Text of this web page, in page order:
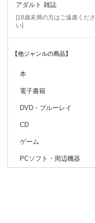
アダルト 雑誌
[18歳未満の方はご遠慮くださ
い]
【他ジャンルの商品】
本
電子書籍
DVD・ブルーレイ
CD
ゲーム
PCソフト・周辺機器